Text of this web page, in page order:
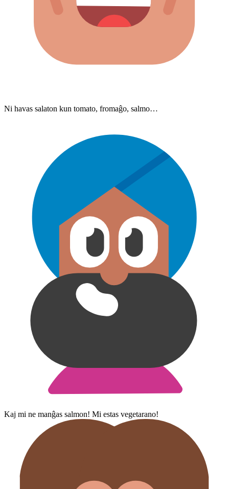
Ni havas salaton kun tomato, fromaĝo, salmo…
Kaj mi ne manĝas salmon! Mi estas vegetarano!